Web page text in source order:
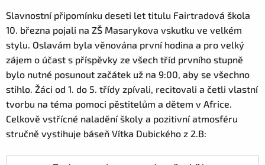
Slavnostní připomínku deseti let titulu Fairtradová škola
10. března pojali na ZŠ Masarykova vskutku ve velkém
stylu. Oslavám byla věnována první hodina a pro velký
zájem o účast s příspěvky ze všech tříd prvního stupně
bylo nutné posunout začátek už na 9:00, aby se všechno
stihlo. Žáci od 1. do 5. třídy zpívali, recitovali a četli vlastní
tvorbu na téma pomoci pěstitelům a dětem v Africe.
Celkově vstřícné naladění školy a pozitivní atmosféru
stručně vystihuje báseň Vítka Dubického z 2.B: